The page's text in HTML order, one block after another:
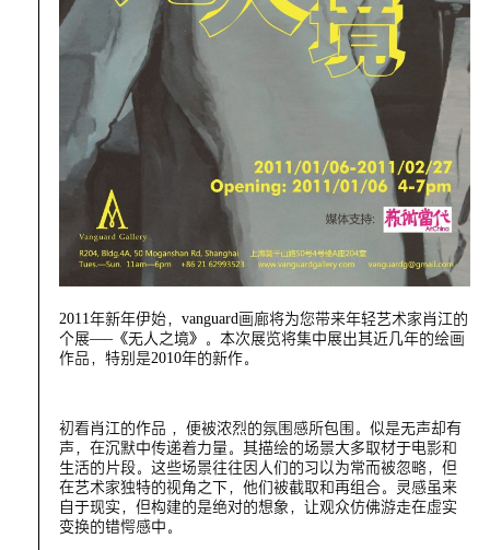
2011年新年伊始，vanguard画廊将为您带来年轻艺术家肖江的
个展—–《无人之境》。本次展览将集中展出其近几年的绘画
作品，特别是2010年的新作。
初看肖江的作品 ，便被浓烈的氛围感所包围。似是无声却有
声，在沉默中传递着力量。其描绘的场景大多取材于电影和
生活的片段。这些场景往往因人们的习以为常而被忽略，但
在艺术家独特的视角之下，他们被截取和再组合。灵感虽来
自于现实，但构建的是绝对的想象，让观众仿佛游走在虚实
变换的错愕感中。